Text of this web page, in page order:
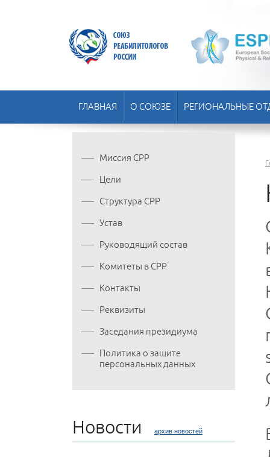
ГЛАВНАЯ О СОЮЗЕ РЕГИОНАЛЬНЫЕ
Миссия СРР
Цели
Структура СРР
Устав
Руководящий состав
Комитеты в СРР
Контакты
Реквизиты
Заседания президиума
Политика о защите
персональных данных
Новости архив новостей